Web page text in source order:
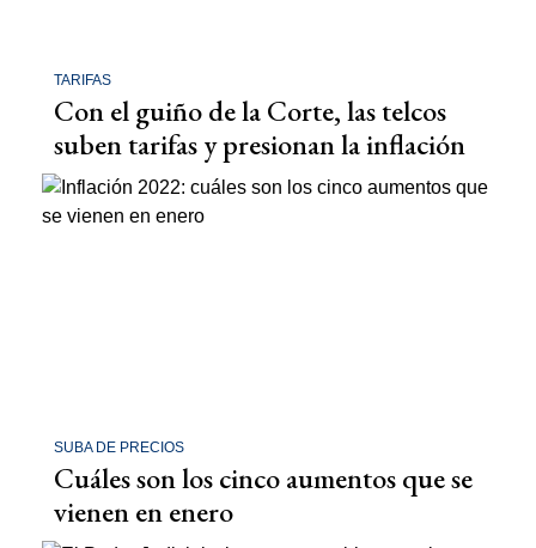
TARIFAS
Con el guiño de la Corte, las telcos
suben tarifas y presionan la inflación
SUBA DE PRECIOS
Cuáles son los cinco aumentos que se
vienen en enero